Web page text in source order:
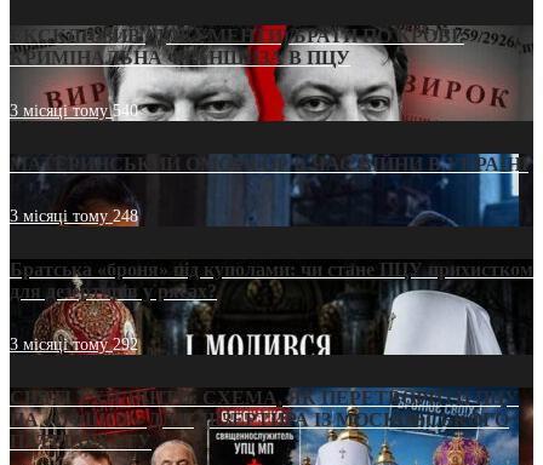
ЕКСКЛЮЗИВ (ДОКУМЕНТИ)/БРАТИ ПО КРОВІ:
КРИМІНАЛЬНА ФРАНШИЗА В ПЦУ
3 місяці тому540
МАТЕРИНСЬКИЙ ОМОРФОР В ЧАС ВІЙНИ В УКРАЇНІ
3 місяці тому248
Братська «броня» під куполами: чи стане ПЦУ прихистком
для дезертирів у рясах?
3 місяці тому292
СВЯТІ УХИЛЯНТИ: СХЕМА, ЯК ПЕРЕТВОРИТИ ПЦУ
НА «ОФШОР» ДЛЯ ДЕЗЕРТИРА ІЗ МОСКОВСЬКОГО
ПАТРІАРХАТУ